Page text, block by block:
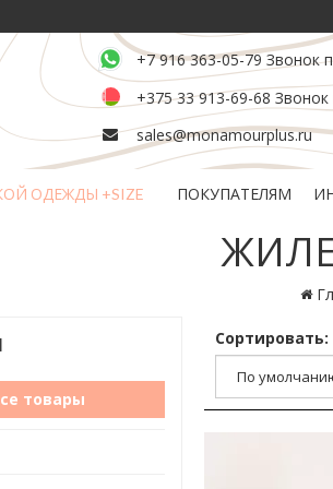
+7 916 363-05-79 Звонок
+375 33 913-69-68
sales@monamourplus.ru
ОДЕЖДЫ +SIZE ПОКУПАТЕЛЯМ
товары
Сортировать: